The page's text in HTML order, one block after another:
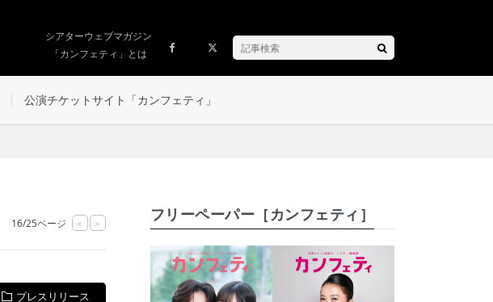
シアターウェブマガジン
「カンフェティ」とは
公演チケットサイト「カンフェティ」
16/25ページ < >
プレスリリース
フリーペーパー［カンフェティ］